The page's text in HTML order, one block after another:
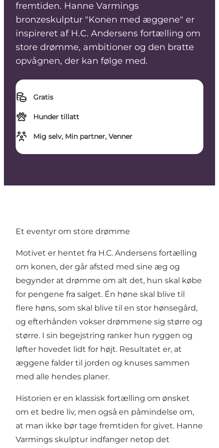
fremtiden. Hanne Varmings
bronzeskulptur "Konen med æggene" er
inspireret af H.C. Andersens fortælling om
store drømme, ambitioner og den bratte
opvågnen, der kan følge med.
Gratis
Hunder tillatt
Mig selv, Min partner, Venner
Et eventyr om store drømme
Motivet er hentet fra H.C. Andersens fortælling
om konen, der går afsted med sine æg og
begynder at drømme om alt det, hun skal købe
for pengene fra salget. Én høne skal blive til
flere høns, som skal blive til en stor hønsegård,
og efterhånden vokser drømmene sig større og
større. I sin begejstring ranker hun ryggen og
løfter hovedet lidt for højt. Resultatet er, at
æggene falder til jorden og knuses sammen
med alle hendes planer.
Historien er en klassisk fortælling om ønsket
om et bedre liv, men også en påmindelse om,
at man ikke bør tage fremtiden for givet. Hanne
Varmings skulptur indfanger netop det